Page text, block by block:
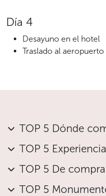
Día 4
Desayuno en el hotel
Traslado al
TOP 5 Dónde
TOP 5
TOP 5 De
TOP 5